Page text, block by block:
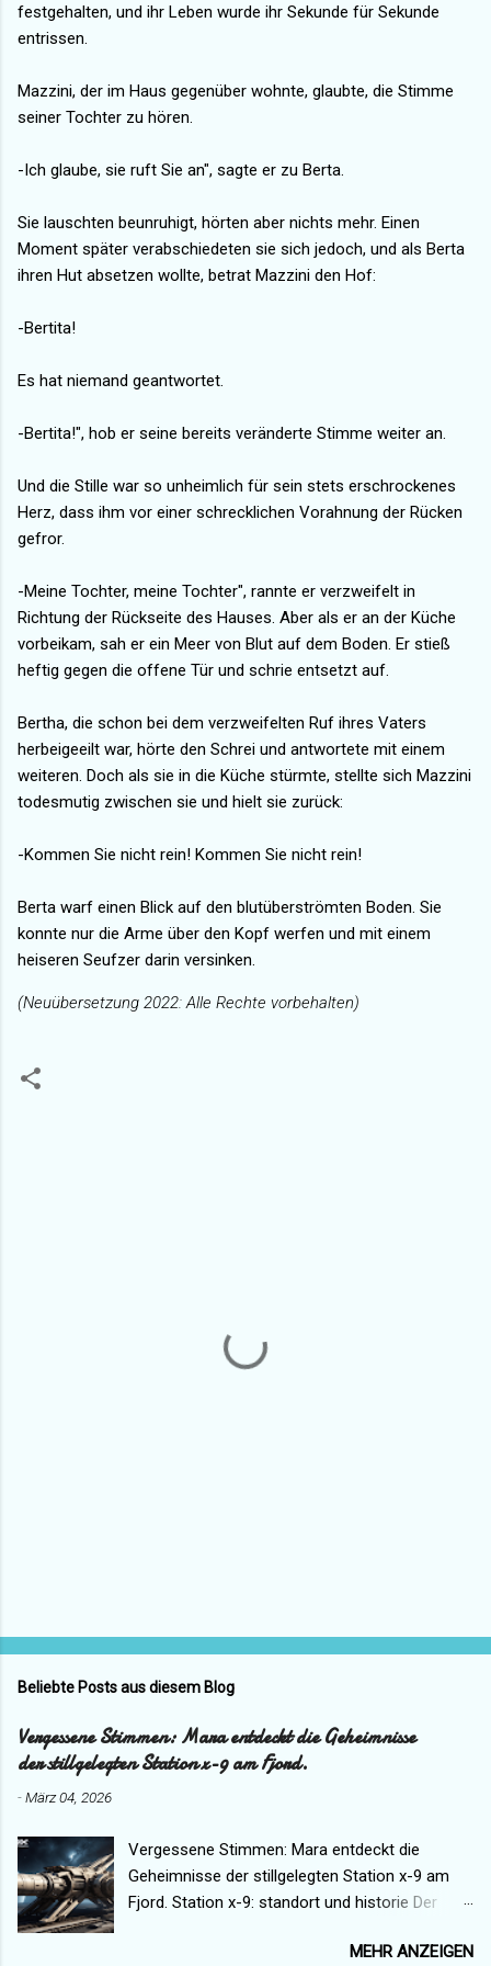
festgehalten, und ihr Leben wurde ihr Sekunde für Sekunde
entrissen.
Mazzini, der im Haus gegenüber wohnte, glaubte, die Stimme
seiner Tochter zu hören.
-Ich glaube, sie ruft Sie an", sagte er zu Berta.
Sie lauschten beunruhigt, hörten aber nichts mehr. Einen
Moment später verabschiedeten sie sich jedoch, und als Berta
ihren Hut absetzen wollte, betrat Mazzini den Hof:
-Bertita!
Es hat niemand geantwortet.
-Bertita!", hob er seine bereits veränderte Stimme weiter an.
Und die Stille war so unheimlich für sein stets erschrockenes
Herz, dass ihm vor einer schrecklichen Vorahnung der Rücken
gefror.
-Meine Tochter, meine Tochter", rannte er verzweifelt in
Richtung der Rückseite des Hauses. Aber als er an der Küche
vorbeikam, sah er ein Meer von Blut auf dem Boden. Er stieß
heftig gegen die offene Tür und schrie entsetzt auf.
Bertha, die schon bei dem verzweifelten Ruf ihres Vaters
herbeigeeilt war, hörte den Schrei und antwortete mit einem
weiteren. Doch als sie in die Küche stürmte, stellte sich Mazzini
todesmutig zwischen sie und hielt sie zurück:
-Kommen Sie nicht rein! Kommen Sie nicht rein!
Berta warf einen Blick auf den blutüberströmten Boden. Sie
konnte nur die Arme über den Kopf werfen und mit einem
heiseren Seufzer darin versinken.
(Neuübersetzung 2022: Alle Rechte vorbehalten)
Beliebte Posts aus diesem Blog
Vergessene Stimmen: Mara entdeckt die Geheimnisse
der stillgelegten Station x-9 am Fjord.
-März 04, 2026
Vergessene Stimmen: Mara entdeckt die
Geheimnisse der stillgelegten Station x-9 am
Fjord. Station x-9: standort und historie Der
endete mit den Worten: "Wenn das Licht
MEHR ANZEIGEN